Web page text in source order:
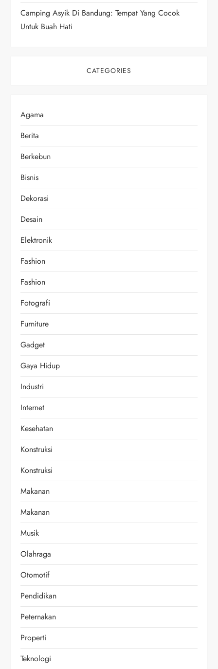
Camping Asyik Di Bandung: Tempat Yang Cocok
Untuk Buah Hati
CATEGORIES
Agama
Berita
Berkebun
Bisnis
Dekorasi
Desain
Elektronik
Fashion
Fashion
Fotografi
Furniture
Gadget
Gaya Hidup
Industri
Internet
Kesehatan
Konstruksi
Konstruksi
Makanan
Makanan
Musik
Olahraga
Otomotif
Pendidikan
Peternakan
Properti
Teknologi